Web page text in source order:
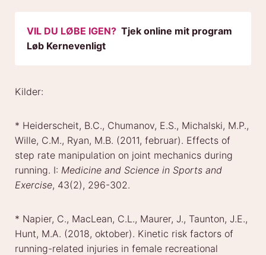
VIL DU LØBE IGEN? Tjek online mit program
Løb Kernevenligt
Kilder:
* Heiderscheit, B.C., Chumanov, E.S., Michalski, M.P.,
Wille, C.M., Ryan, M.B. (2011, februar). Effects of
step rate manipulation on joint mechanics during
running. I: Medicine and Science in Sports and
Exercise, 43(2), 296-302.
* Napier, C., MacLean, C.L., Maurer, J., Taunton, J.E.,
Hunt, M.A. (2018, oktober). Kinetic risk factors of
running-related injuries in female recreational